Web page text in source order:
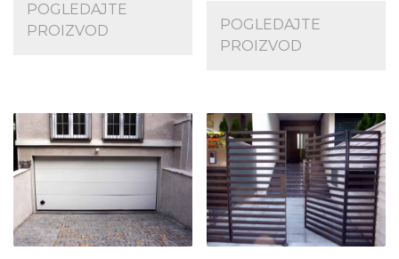
POGLEDAJTE
PROIZVOD
POGLEDAJTE
PROIZVOD